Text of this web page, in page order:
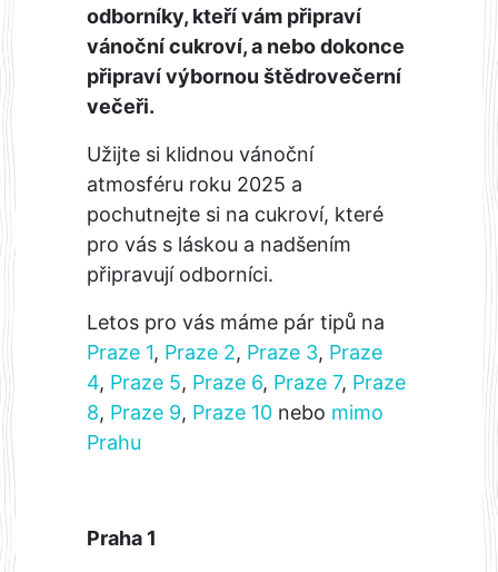
odborníky, kteří vám připraví
vánoční cukroví, a nebo dokonce
připraví výbornou štědrovečerní
večeři.
Užijte si klidnou vánoční
atmosféru roku 2025 a
pochutnejte si na cukroví, které
pro vás s láskou a nadšením
připravují odborníci.
Letos pro vás máme pár tipů na
Praze 1, Praze 2, Praze 3, Praze
4, Praze 5, Praze 6, Praze 7, Praze
8, Praze 9, Praze 10 nebo mimo
Prahu
Praha 1